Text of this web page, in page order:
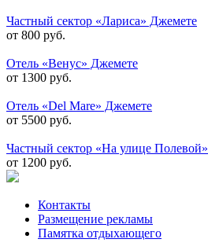
Частный сектор «Лариса» Джемете
от 800 руб.
Отель «Венус» Джемете
от 1300 руб.
Отель «Del Mare» Джемете
от 5500 руб.
Частный сектор «На улице
от 1200 руб.
Контакты
Размещение рекламы
Памятка отдыхающего